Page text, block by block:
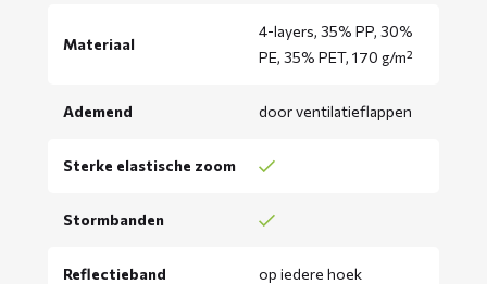
Materiaal
4-layers, 35% PP, 30%
PE, 35% PET, 170 g/m²
Ademend door ventilatieflappen
Sterke elastische zoom
Stormbanden
Reflectieband op iedere hoek